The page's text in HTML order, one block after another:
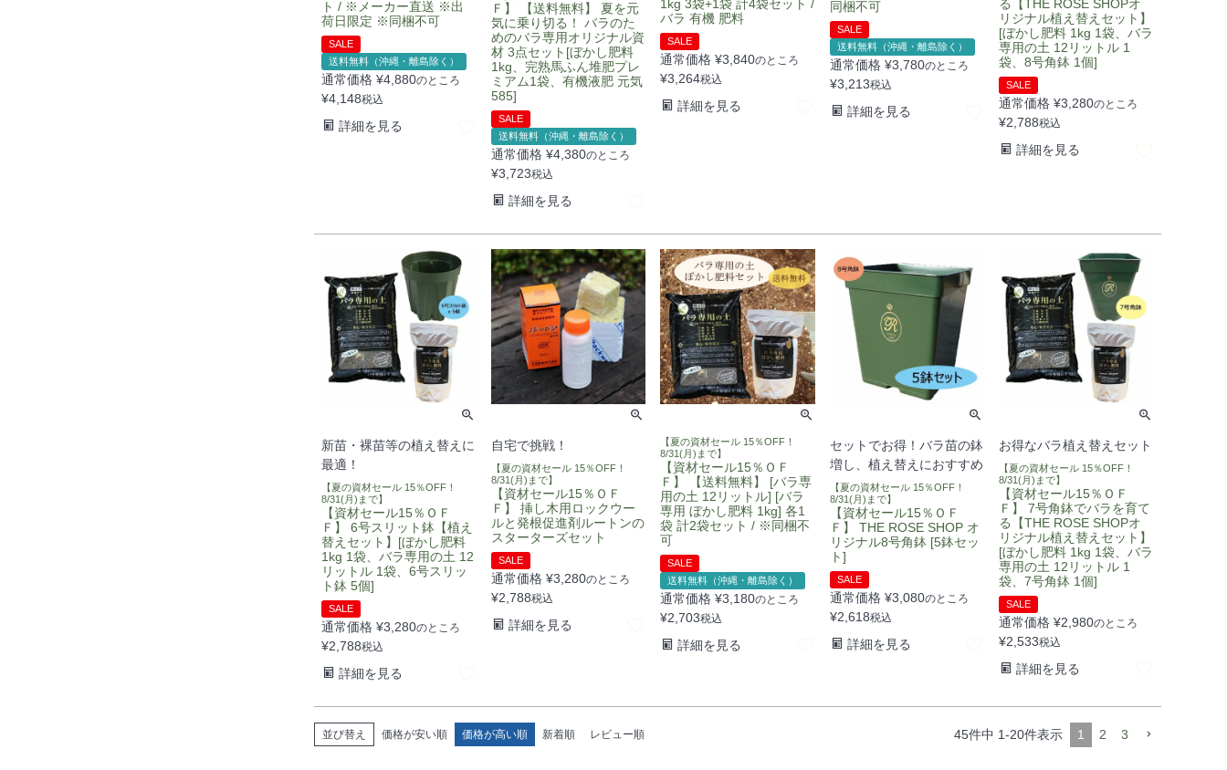
ト / ※メーカー直送 ※出
荷日限定 ※同梱不可
SALE
送料無料（沖縄・離島除く）
通常価格 ¥4,880のところ
¥4,148税込
詳細を見る
Ｆ】 【送料無料】 夏を元
気に乗り切る！ バラのた
めのバラ専用オリジナル資
材 3点セット[ぼかし肥料
1kg、完熟馬ふん堆肥プレ
ミアム1袋、有機液肥 元気
585]
SALE
送料無料（沖縄・離島除く）
通常価格 ¥4,380のところ
¥3,723税込
詳細を見る
1kg 3袋+1袋 計4袋セット /
バラ 有機 肥料
SALE
通常価格 ¥3,840のところ
¥3,264税込
詳細を見る
同梱不可
SALE
送料無料（沖縄・離島除く）
通常価格 ¥3,780のところ
¥3,213税込
詳細を見る
る【THE ROSE SHOPオ
リジナル植え替えセット】
[ぼかし肥料 1kg 1袋、バラ
専用の土 12リットル 1
袋、8号角鉢 1個]
SALE
通常価格 ¥3,280のところ
¥2,788税込
詳細を見る
新苗・裸苗等の植え替えに
最適！
【夏の資材セール 15％OFF！
8/31(月)まで】
【資材セール15％ＯＦ
Ｆ】 6号スリット鉢【植え
替えセット】[ぼかし肥料
1kg 1袋、バラ専用の土 12
リットル 1袋、6号スリッ
ト鉢 5個]
SALE
通常価格 ¥3,280のところ
¥2,788税込
詳細を見る
自宅で挑戦！
【夏の資材セール 15％OFF！
8/31(月)まで】
【資材セール15％ＯＦ
Ｆ】 挿し木用ロックウー
ルと発根促進剤ルートンの
スターターズセット
SALE
通常価格 ¥3,280のところ
¥2,788税込
詳細を見る
【夏の資材セール 15％OFF！
8/31(月)まで】
【資材セール15％ＯＦ
Ｆ】 【送料無料】 [バラ専
用の土 12リットル] [バラ
専用 ぼかし肥料 1kg] 各1
袋 計2袋セット / ※同梱不
可
SALE
送料無料（沖縄・離島除く）
通常価格 ¥3,180のところ
¥2,703税込
詳細を見る
セットでお得！バラ苗の鉢
増し、植え替えにおすすめ
【夏の資材セール 15％OFF！
8/31(月)まで】
【資材セール15％ＯＦ
Ｆ】 THE ROSE SHOP オ
リジナル8号角鉢 [5鉢セッ
ト]
SALE
通常価格 ¥3,080のところ
¥2,618税込
詳細を見る
お得なバラ植え替えセット
【夏の資材セール 15％OFF！
8/31(月)まで】
【資材セール15％ＯＦ
Ｆ】 7号角鉢でバラを育て
る【THE ROSE SHOPオ
リジナル植え替えセット】
[ぼかし肥料 1kg 1袋、バラ
専用の土 12リットル 1
袋、7号角鉢 1個]
SALE
通常価格 ¥2,980のところ
¥2,533税込
詳細を見る
並び替え 価格が安い順 価格が高い順 新着順 レビュー順 45件中 1-20件表示 1 2 3